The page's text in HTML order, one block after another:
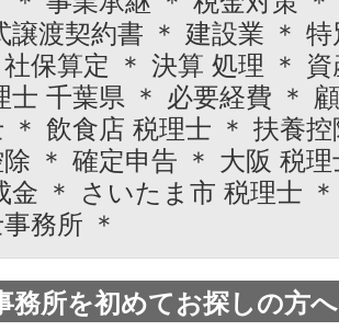
譲渡契約書 ＊ 建設業 ＊
保算定 ＊ 決算 処理 ＊
士 千葉県 ＊ 必要経費 ＊
＊ 飲食店 税理士 ＊ 扶養
＊ 確定申告 ＊ 大阪 税
金 ＊ さいたま市 税理士
務所 ＊
務所を初めてお探しの方へ